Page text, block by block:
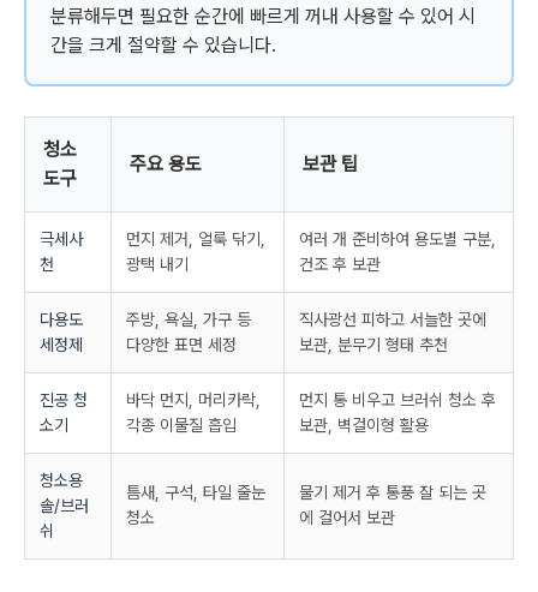
분류해두면 필요한 순간에 빠르게 꺼내 사용할 수 있어 시
간을 크게 절약할 수 있습니다.
청소
도구
주요 용도 보관 팁
극세사
천
먼지 제거, 얼룩 닦기,
광택 내기
여러 개 준비하여 용도별 구분,
건조 후 보관
다용도
세정제
주방, 욕실, 가구 등
다양한 표면 세정
직사광선 피하고 서늘한 곳에
보관, 분무기 형태 추천
진공 청
소기
바닥 먼지, 머리카락,
각종 이물질 흡입
먼지 통 비우고 브러쉬 청소 후
보관, 벽걸이형 활용
청소용
솔/브러
쉬
틈새, 구석, 타일 줄눈
청소
물기 제거 후 통풍 잘 되는 곳
에 걸어서 보관